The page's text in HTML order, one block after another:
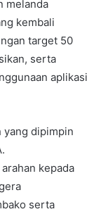
melanda
kembali
target 50
serta
aplikasi
yang dipimpin
kepada
serta